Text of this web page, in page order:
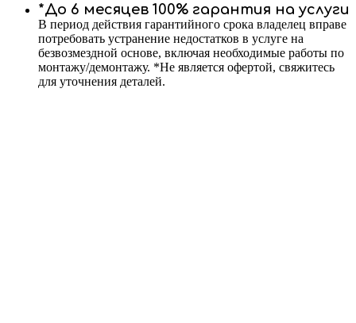
*До 6 месяцев 100% гарантия на услуги
В период действия гарантийного срока владелец вправе
потребовать устранение недостатков в услуге на
безвозмездной основе, включая необходимые работы по
монтажу/демонтажу. *Не является офертой, свяжитесь
для уточнения деталей.